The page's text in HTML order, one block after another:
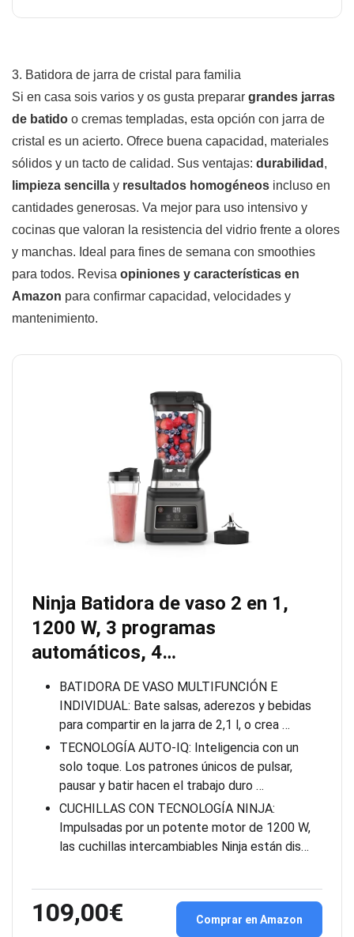
3. Batidora de jarra de cristal para familia
Si en casa sois varios y os gusta preparar grandes jarras
de batido o cremas templadas, esta opción con jarra de
cristal es un acierto. Ofrece buena capacidad, materiales
sólidos y un tacto de calidad. Sus ventajas: durabilidad ,
limpieza sencilla y resultados homogéneos incluso en
cantidades generosas. Va mejor para uso intensivo y
cocinas que valoran la resistencia del vidrio frente a olores
y manchas. Ideal para fines de semana con smoothies
para todos. Revisa opiniones y características en
Amazon para confirmar capacidad, velocidades y
mantenimiento.
Ninja Batidora de vaso 2 en 1,
1200 W, 3 programas
automáticos, 4…
BATIDORA DE VASO MULTIFUNCIÓN E
INDIVIDUAL: Bate salsas, aderezos y bebidas
para compartir en la jarra de 2,1 l, o crea …
TECNOLOGÍA AUTO-IQ: Inteligencia con un
solo toque. Los patrones únicos de pulsar,
pausar y batir hacen el trabajo duro …
CUCHILLAS CON TECNOLOGÍA NINJA:
Impulsadas por un potente motor de 1200 W,
las cuchillas intercambiables Ninja están dis…
109,00€ Comprar en Amazon